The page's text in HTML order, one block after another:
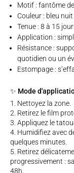
Motif : fantôme
Couleur : bleu
Tenue : 8 à 15
Application :
Résistance :
quotidien ou un
Estompage :
✨ Mode
Nettoyez la zone.
Retirez le film
Appliquez le
Humidifiez avec
quelques minutes.
Retirez
progressivement :
48h.